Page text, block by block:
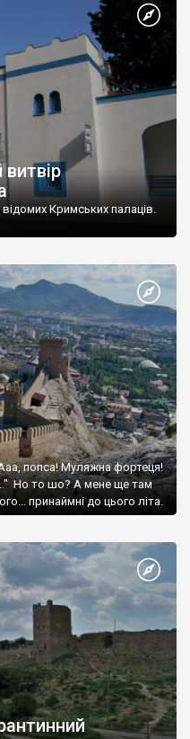
Кримських палаців.
попса! Муляжна фортеця!
Но то шо? А мене ще там
принаймні до цього літа.